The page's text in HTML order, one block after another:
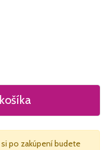
po zakúpení budete